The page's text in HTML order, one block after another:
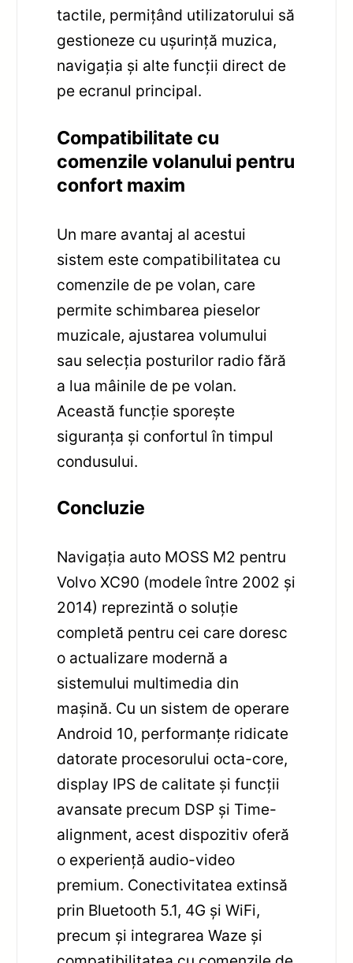
tactile, permițând utilizatorului să
gestioneze cu ușurință muzica,
navigația și alte funcții direct de
pe ecranul principal.
Compatibilitate cu
comenzile volanului pentru
confort maxim
Un mare avantaj al acestui
sistem este compatibilitatea cu
comenzile de pe volan, care
permite schimbarea pieselor
muzicale, ajustarea volumului
sau selecția posturilor radio fără
a lua mâinile de pe volan.
Această funcție sporește
siguranța și confortul în timpul
condusului.
Concluzie
Navigația auto MOSS M2 pentru
Volvo XC90 (modele între 2002 și
2014) reprezintă o soluție
completă pentru cei care doresc
o actualizare modernă a
sistemului multimedia din
mașină. Cu un sistem de operare
Android 10, performanțe ridicate
datorate procesorului octa-core,
display IPS de calitate și funcții
avansate precum DSP și Time-
alignment, acest dispozitiv oferă
o experiență audio-video
premium. Conectivitatea extinsă
prin Bluetooth 5.1, 4G și WiFi,
precum și integrarea Waze și